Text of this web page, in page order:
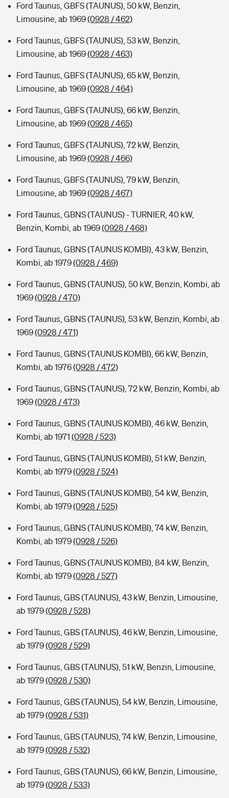
Ford Taunus, GBFS (TAUNUS), 50 kW, Benzin,
Limousine, ab 1969(0928 / 462)
Ford Taunus, GBFS (TAUNUS), 53 kW, Benzin,
Limousine, ab 1969(0928 / 463)
Ford Taunus, GBFS (TAUNUS), 65 kW, Benzin,
Limousine, ab 1969(0928 / 464)
Ford Taunus, GBFS (TAUNUS), 66 kW, Benzin,
Limousine, ab 1969(0928 / 465)
Ford Taunus, GBFS (TAUNUS), 72 kW, Benzin,
Limousine, ab 1969(0928 / 466)
Ford Taunus, GBFS (TAUNUS), 79 kW, Benzin,
Limousine, ab 1969(0928 / 467)
Ford Taunus, GBNS (TAUNUS) - TURNIER, 40 kW,
Benzin, Kombi, ab 1969(0928 / 468)
Ford Taunus, GBNS (TAUNUS KOMBI), 43 kW, Benzin,
Kombi, ab 1979(0928 / 469)
Ford Taunus, GBNS (TAUNUS), 50 kW, Benzin, Kombi, ab
1969(0928 / 470)
Ford Taunus, GBNS (TAUNUS), 53 kW, Benzin, Kombi, ab
1969(0928 / 471)
Ford Taunus, GBNS (TAUNUS KOMBI), 66 kW, Benzin,
Kombi, ab 1976(0928 / 472)
Ford Taunus, GBNS (TAUNUS), 72 kW, Benzin, Kombi, ab
1969(0928 / 473)
Ford Taunus, GBNS (TAUNUS KOMBI), 46 kW, Benzin,
Kombi, ab 1971 (0928 / 523)
Ford Taunus, GBNS (TAUNUS KOMBI), 51 kW, Benzin,
Kombi, ab 1979(0928 / 524)
Ford Taunus, GBNS (TAUNUS KOMBI), 54 kW, Benzin,
Kombi, ab 1979(0928 / 525)
Ford Taunus, GBNS (TAUNUS KOMBI), 74 kW, Benzin,
Kombi, ab 1979(0928 / 526)
Ford Taunus, GBNS (TAUNUS KOMBI), 84 kW, Benzin,
Kombi, ab 1979(0928 / 527)
Ford Taunus, GBS (TAUNUS), 43 kW, Benzin, Limousine,
ab 1979(0928 / 528)
Ford Taunus, GBS (TAUNUS), 46 kW, Benzin, Limousine,
ab 1979(0928 / 529)
Ford Taunus, GBS (TAUNUS), 51 kW, Benzin, Limousine,
ab 1979(0928 / 530)
Ford Taunus, GBS (TAUNUS), 54 kW, Benzin, Limousine,
ab 1979(0928 / 531)
Ford Taunus, GBS (TAUNUS), 74 kW, Benzin, Limousine,
ab 1979(0928 / 532)
Ford Taunus, GBS (TAUNUS), 66 kW, Benzin, Limousine,
ab 1979(0928 / 533)